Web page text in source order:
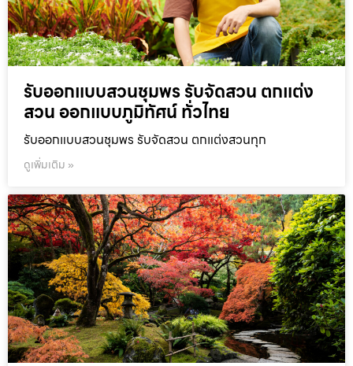
รับออกแบบสวนชุมพร รับจัดสวน ตกแต่ง
สวน ออกแบบภูมิทัศน์ ทั่วไทย
รับออกแบบสวนชุมพร รับจัดสวน ตกแต่งสวนทุก
ดูเพิ่มเติม »